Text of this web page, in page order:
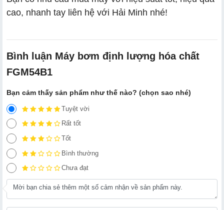
cao, nhanh tay liên hệ với Hải Minh nhé!
Bình luận Máy bơm định lượng hóa chất
FGM54B1
Bạn cảm thấy sản phẩm như thế nào? (chọn sao nhé)
Tuyệt vời
Rất tốt
Tốt
Bình thường
Chưa đạt